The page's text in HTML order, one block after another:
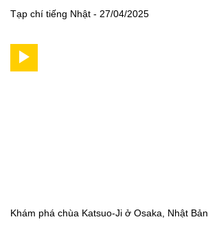
Tạp chí tiếng Nhật - 27/04/2025
Khám phá chùa Katsuo-Ji ở Osaka, Nhật Bản